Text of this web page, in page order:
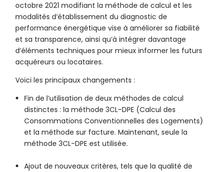
octobre 2021 modifiant la méthode de calcul et les
modalités d’établissement du diagnostic de
performance énergétique vise à améliorer sa fiabilité
et sa transparence, ainsi qu’à intégrer davantage
d’éléments techniques pour mieux informer les futurs
acquéreurs ou locataires.
Voici les principaux changements :
Fin de l’utilisation de deux méthodes de calcul
distinctes : la méthode 3CL-DPE (Calcul des
Consommations Conventionnelles des Logements)
et la méthode sur facture. Maintenant, seule la
méthode 3CL-DPE est utilisée.
Ajout de nouveaux critères, tels que la qualité de